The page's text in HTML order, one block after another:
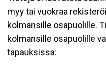
myy tai vuokraa
kolmansille osapuolille.
kolmansille osapuolille
tapauksissa: